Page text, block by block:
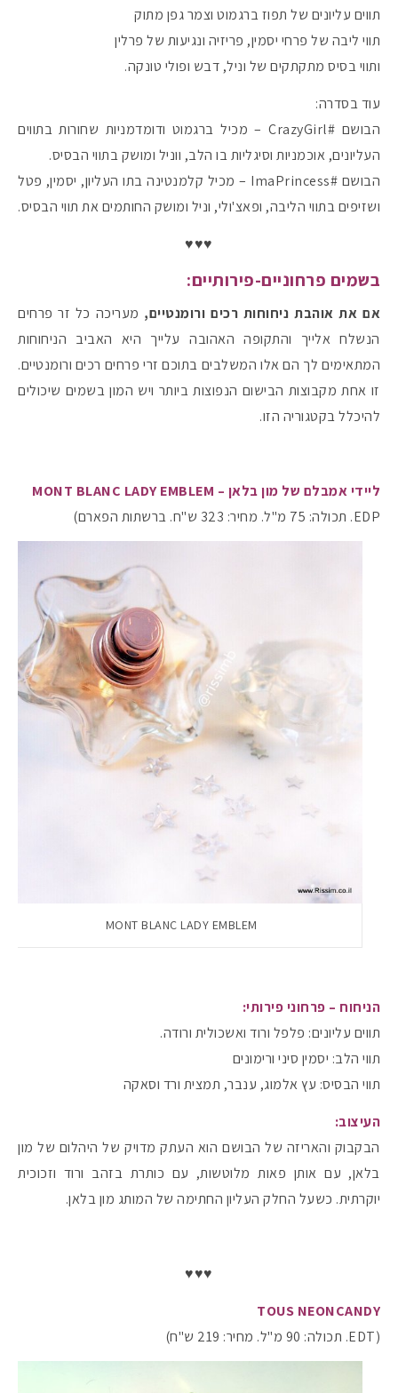
תווים עליונים של תפוז ברגמוט וצמר גפן מתוק
תווי ליבה של פרחי יסמין, פריזיה ונגיעות של פרלין
ותווי בסיס מתקתקים של וניל, דבש ופולי טונקה.
עוד בסדרה:
הבושם #CrazyGirl – מכיל ברגמוט ודומדמניות שחורות בתווים
העליונים, אוכמניות וסיגליות בו הלב, ווניל ומושק בתווי הבסיס.
הבושם #ImaPrincess – מכיל קלמנטינה בתו העליון, יסמין, פטל
ושזיפים בתווי הליבה, ופאצ'ולי, וניל ומושק החותמים את תווי הבסיס.
♥♥♥
בשמים פרחוניים-פירותיים:
אם את אוהבת ניחוחות רכים ורומנטיים, מעריכה כל זר פרחים
הנשלח אלייך והתקופה האהובה עלייך היא האביב הניחוחות
המתאימים לך הם אלו המשלבים בתוכם זרי פרחים רכים ורומנטיים.
זו אחת מקבוצות הבישום הנפוצות ביותר ויש המון בשמים שיכולים
להיכלל בקטגוריה הזו.
ליידי אמבלם של מון בלאן – MONT BLANC LADY EMBLEM
EDP. תכולה: 75 מ"ל. מחיר: 323 ש"ח. ברשתות הפארם)
MONT BLANC LADY EMBLEM
הניחוח – פרחוני פירותי:
תווים עליונים: פלפל ורוד ואשכולית ורודה.
תווי הלב: יסמין סיני ורימונים
תווי הבסיס: עץ אלמוג, ענבר, תמצית ורד וסאקה
העיצוב:
הבקבוק והאריזה של הבושם הוא העתק מדויק של היהלום של מון
בלאן, עם אותן פאות מלוטשות, עם כותרת בזהב ורוד וזכוכית
יוקרתית. כשעל החלק העליון החתימה של המותג מון בלאן.
♥♥♥
TOUS NEONCANDY
(EDT. תכולה: 90 מ"ל. מחיר: 219 ש"ח)